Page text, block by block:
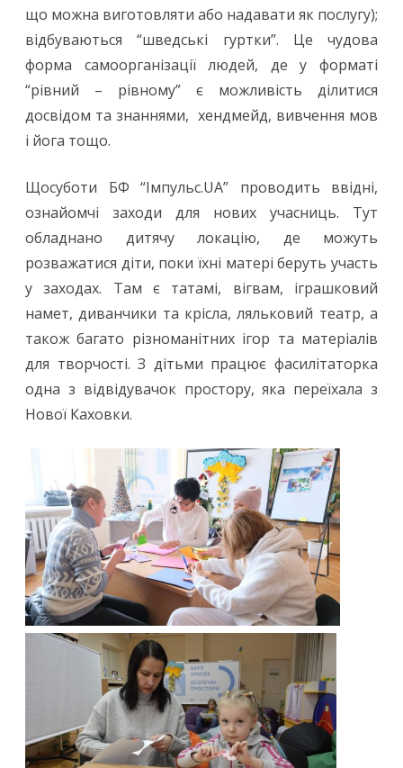
що можна виготовляти або надавати як послугу);
відбуваються “шведські гуртки”. Це чудова
форма самоорганізації людей, де у форматі
“рівний – рівному” є можливість ділитися
досвідом та знаннями, хендмейд, вивчення мов
і йога тощо.
Щосуботи БФ “Імпульс.UA” проводить ввідні,
ознайомчі заходи для нових учасниць. Тут
обладнано дитячу локацію, де можуть
розважатися діти, поки їхні матері беруть участь
у заходах. Там є татамі, вігвам, іграшковий
намет, диванчики та крісла, ляльковий театр, а
також багато різноманітних ігор та матеріалів
для творчості. З дітьми працює фасилітаторка
одна з відвідувачок простору, яка переїхала з
Нової Каховки.